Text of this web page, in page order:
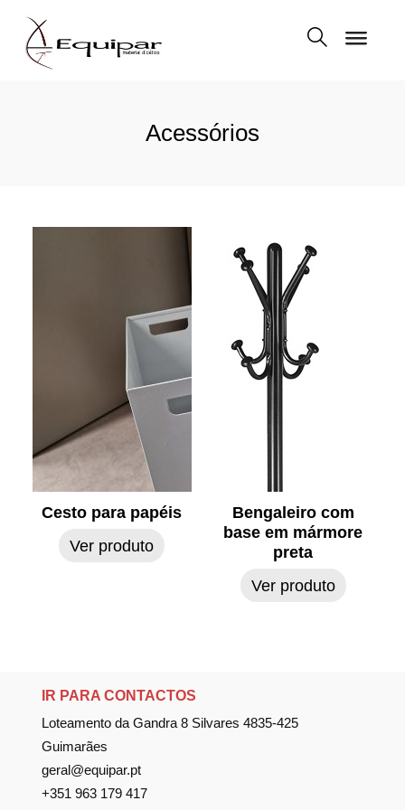
Acessórios
Cesto para papéis
Ver produto
Bengaleiro com
base em mármore
preta
Ver produto
IR PARA CONTACTOS
Loteamento da Gandra 8 Silvares 4835-425
Guimarães
geral@equipar.pt
+351 963 179 417